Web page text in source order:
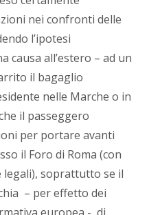
nei confronti delle
l’ipotesi
causa all’estero – ad un
il bagaglio
nelle Marche o in
il passeggero
per portare avanti
il Foro di Roma (con
legali), soprattutto se il
– per effetto dei